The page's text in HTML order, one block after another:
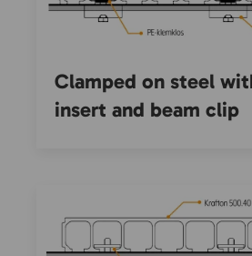
Clamped on steel
insert and beam clip